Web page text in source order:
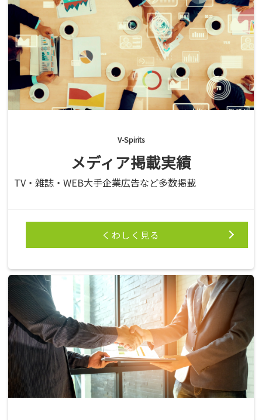
V-Spirits
メディア掲載実績
TV・雑誌・WEB大手企業広告など多数掲載
くわしく見る